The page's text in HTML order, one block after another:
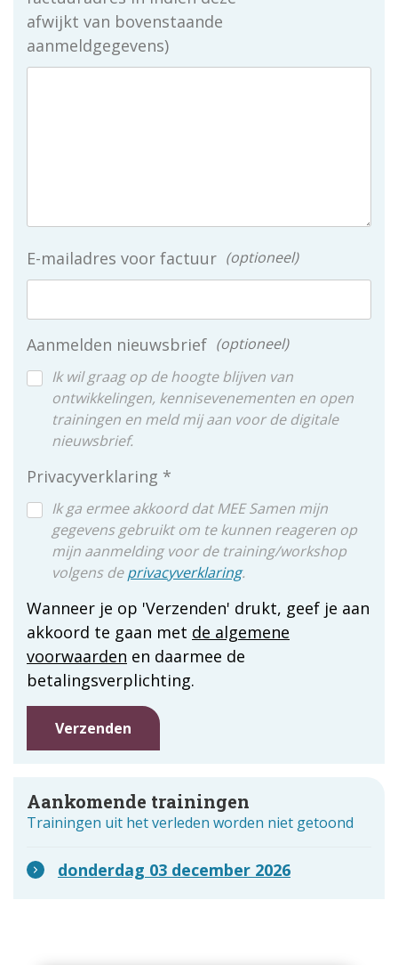
afwijkt van bovenstaande
aanmeldgegevens)
E-mailadres voor factuur optioneel
Aanmelden nieuwsbrief
optioneel
Ik wil graag op de hoogte blijven van
ontwikkelingen, kennisevenementen en open
trainingen en meld mij aan voor de digitale
nieuwsbrief.
Privacyverklaring
Ik ga ermee akkoord dat MEE Samen mijn
gegevens gebruikt om te kunnen reageren op
mijn aanmelding voor de training/workshop
volgens deprivacyverklaring.
Wanneer je op 'Verzenden' drukt, geef je aan
akkoord te gaan met de algemene
voorwaarden en daarmee de
betalingsverplichting.
Verzenden
Aankomende trainingen
Trainingen uit het verleden worden niet getoond
donderdag 03 december 2026